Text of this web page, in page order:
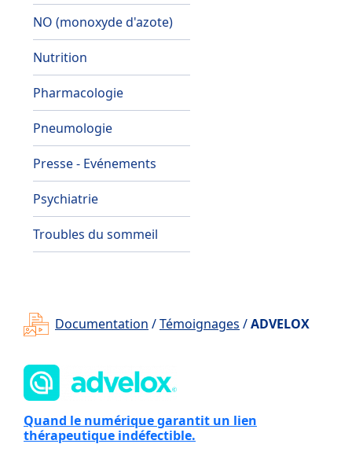
NO (monoxyde d'azote)
Nutrition
Pharmacologie
Pneumologie
Presse - Evénements
Psychiatrie
Troubles du sommeil
Documentation /Témoignages /ADVELOX
Quand le numérique garantit un lien
thérapeutique indéfectible.